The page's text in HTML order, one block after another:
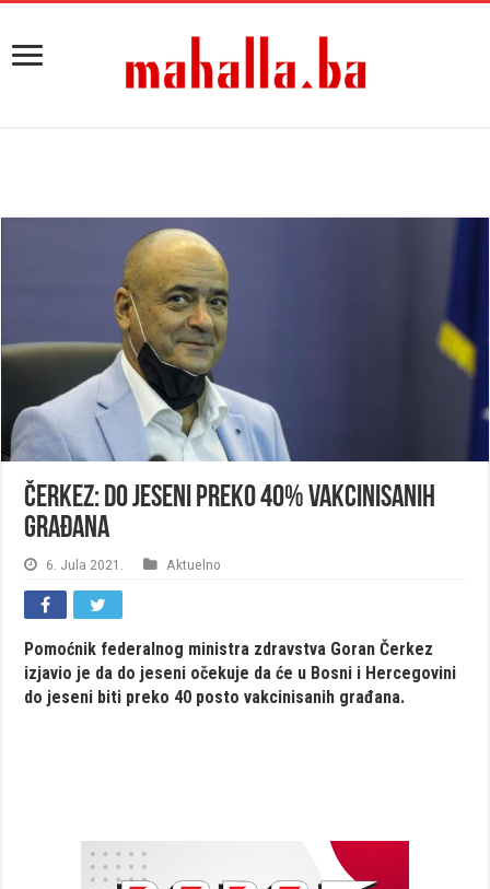
Čerkez: Do jeseni preko 40% vakcinisanih
građana
6. Jula 2021. Aktuelno
Pomoćnik federalnog ministra zdravstva Goran Čerkez
izjavio je da do jeseni očekuje da će u Bosni i Hercegovini
do jeseni biti preko 40 posto vakcinisanih građana.